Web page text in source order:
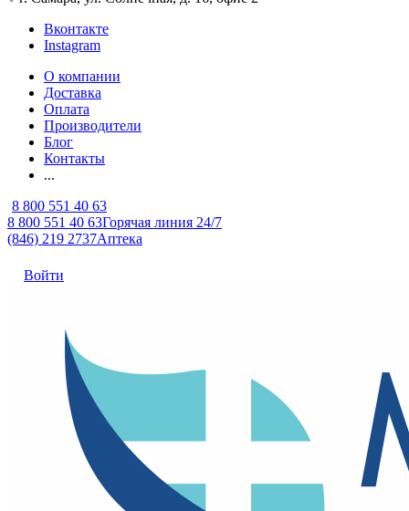
Вконтакте
Instagram
О компании
Доставка
Оплата
Производители
Блог
Контакты
...
8 800 551 40 63
8 800 551 40 63Горячая линия 24/7
(846) 219 2737Аптека
Войти